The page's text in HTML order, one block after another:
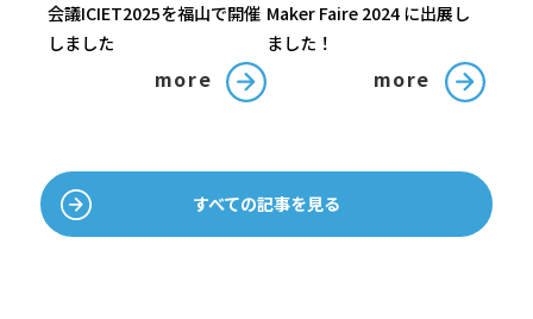
会議ICIET2025を福山で開催
しました
more
Maker Faire 2024 に出展し
ました！
more
すべての記事を見る